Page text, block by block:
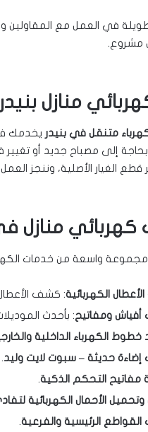
طويلة في العمل مع المقاولين
مشروع.
منازل
متنقل في بنيدر يخدمك
إلى مصباح جديد أو تغيير
قطع الغيار الأصلية، وننجز
منازل
واسعة من خدمات
الكهربائية: كشف
أفياش ومفاتيح: بأحدث
خطوط الكهرباء الداخلية
إضاءة حديثة – سبوت لايت وليد.
مفاتيح التحكم الذكية.
الأحمال الكهربائية
القواطع الرئيسية والفرعية.